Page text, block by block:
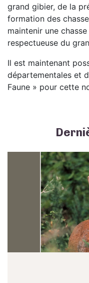
grand gibier, de la
formation des
maintenir une
respectueuse du
Il est maintenant
départementales et
Faune » pour cette